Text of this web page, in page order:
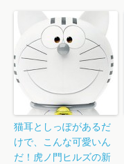
猫耳としっぽがあるだ
けで、こんな可愛いん
だ！虎ノ門ヒルズの新